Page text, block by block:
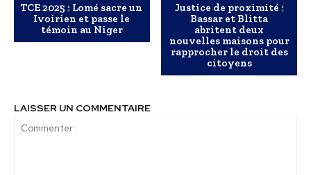
TCE 2025 : Lomé sacre un
Ivoirien et passe le
témoin au Niger
Justice de proximité :
Bassar et Blitta
abritent deux
nouvelles maisons pour
rapprocher le droit des
citoyens
LAISSER UN COMMENTAIRE